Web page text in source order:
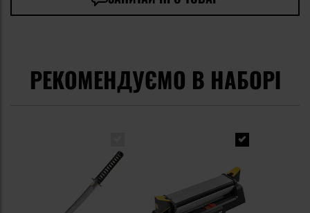
РЕКОМЕНДУЄМО В НАБОРІ